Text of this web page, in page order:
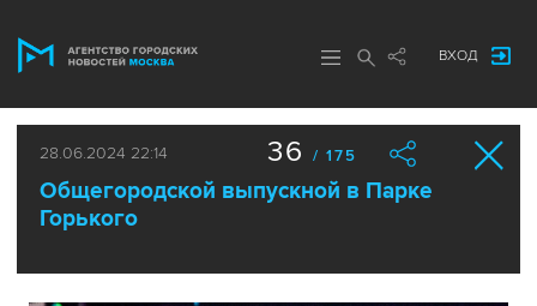
ВХОД
28.06.2024 22:14
Общегородской выпускной в Парке
Горького
36 / 175